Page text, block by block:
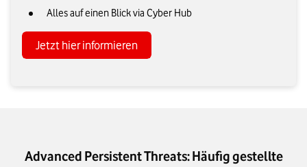
Alles auf einen Blick via Cyber Hub
Jetzt hier informieren
Advanced Persistent Threats: Häufig gestellte